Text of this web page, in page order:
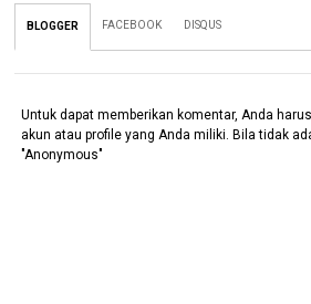
BLOGGER FACEBOOK DISQUS
Untuk dapat memberikan komentar, Anda
akun atau profile yang Anda miliki. Bila tidak
"Anonymous"